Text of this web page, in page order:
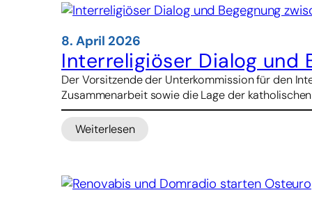
Grabeskirche
Jerusalem
wieder
geöffnet
8. April 2026
Interreligiöser Dialog und
Der Vorsitzende der Unterkommission für den
Zusammenarbeit sowie die Lage der
Weiterlesen
:
und